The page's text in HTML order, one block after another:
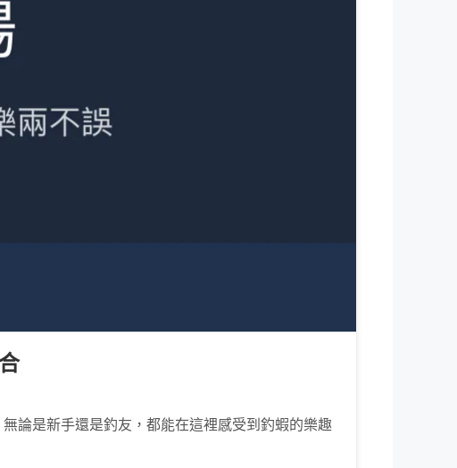
論是新手還是釣友，都能在這裡感受到釣蝦的樂趣